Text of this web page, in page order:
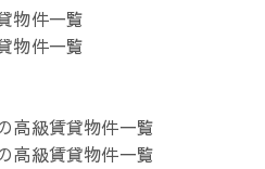
物件一覧
物件一覧
高級賃貸物件一覧
高級賃貸物件一覧